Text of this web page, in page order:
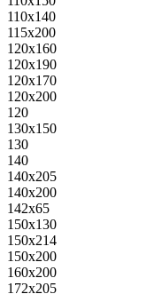
110х140
115х200
120х160
120х190
120х170
120х200
120
130х150
130
140
140х205
140х200
142х65
150х130
150х214
150х200
160х200
172х205